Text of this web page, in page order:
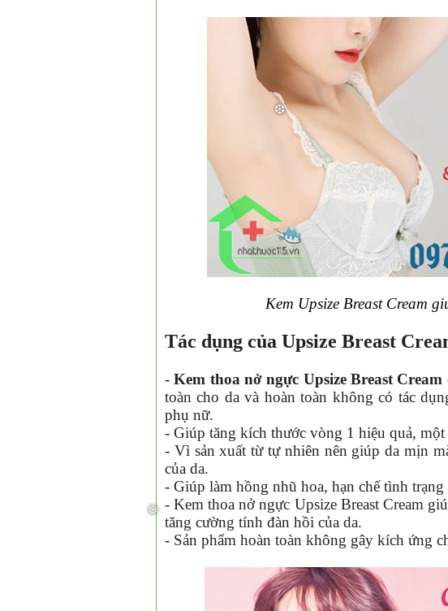
Kem Upsize Breast Cream
Tác dụng của Upsize Breast
-Kem thoa nở ngực Upsize Breast Cream
toàn cho da và hoàn toàn không có tác
phụ nữ.
- Giúp tăng kích thước vòng 1 hiệu quả,
- Vì sản xuất từ tự nhiên nên giúp da mịn
của da.
- Giúp làm hồng nhũ hoa, hạn chế tình
- Kem thoa nở ngực Upsize Breast Cream
tăng cường tính đàn hồi của da.
- Sản phẩm hoàn toàn không gây kích ứng